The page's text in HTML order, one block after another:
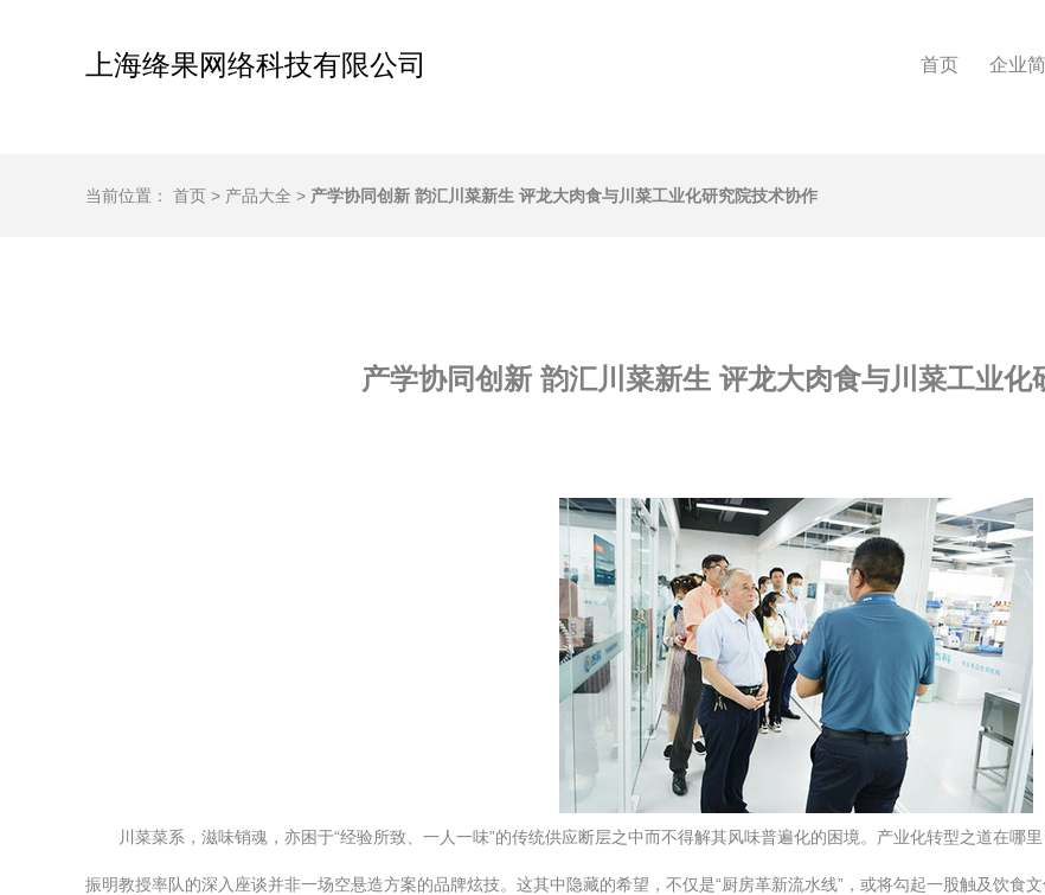
上海绛果网络科技有限公司 首页 企业
当前位置： 首页 > 产品大全 > 产学协同创新 韵汇川菜新生 评龙大肉食与川菜工业化研究院技术协作
产学协同创新 韵汇川菜新生 评龙大肉食与川菜工业化
川菜菜系，滋味销魂，亦困于“经验所致、一人一味”的传统供应断层之中而不得解其风味普遍化的困境。产业化转型之道在
振明教授率队的深入座谈并非一场空悬造方案的品牌炫技。这其中隐藏的希望，不仅是“厨房革新流水线”，或将勾起一股触及饮食文